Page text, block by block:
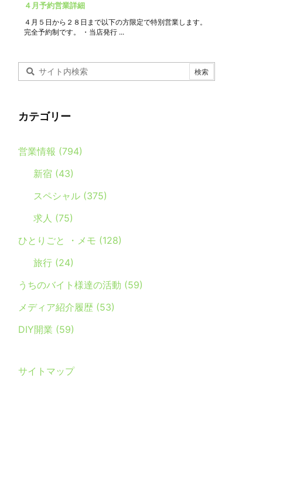
４月予約営業詳細
４月５日から２８日まで以下の方限定で特別営業します。
完全予約制です。 ・当店発行 ...
カテゴリー
営業情報 (794)
新宿 (43)
スペシャル (375)
求人 (75)
ひとりごと ・メモ (128)
旅行 (24)
うちのバイト様達の活動 (59)
メディア紹介履歴 (53)
DIY開業 (59)
サイトマップ